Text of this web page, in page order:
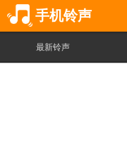
手机铃声
最新铃声